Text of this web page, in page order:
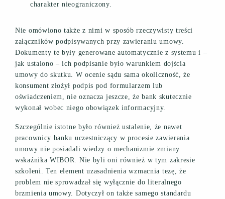
charakter nieograniczony.
Nie omówiono także z nimi w sposób rzeczywisty treści
załączników podpisywanych przy zawieraniu umowy.
Dokumenty te były generowane automatycznie z systemu i –
jak ustalono – ich podpisanie było warunkiem dojścia
umowy do skutku. W ocenie sądu sama okoliczność, że
konsument złożył podpis pod formularzem lub
oświadczeniem, nie oznacza jeszcze, że bank skutecznie
wykonał wobec niego obowiązek informacyjny.
Szczególnie istotne było również ustalenie, że nawet
pracownicy banku uczestniczący w procesie zawierania
umowy nie posiadali wiedzy o mechanizmie zmiany
wskaźnika WIBOR. Nie byli oni również w tym zakresie
szkoleni. Ten element uzasadnienia wzmacnia tezę, że
problem nie sprowadzał się wyłącznie do literalnego
brzmienia umowy. Dotyczył on także samego standardu